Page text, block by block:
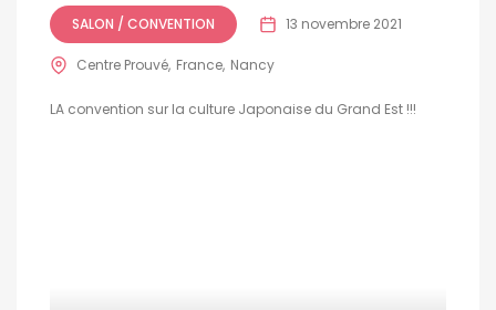
SALON / CONVENTION 13 novembre 2021
Centre Prouvé France Nancy
LA convention sur la culture Japonaise du Grand Est !!!